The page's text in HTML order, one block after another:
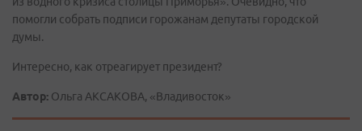
помогли собрать подписи горожанам депутаты городской
думы.
Интересно, как отреагирует президент?
Автор: Ольга АКСАКОВА, «Владивосток»